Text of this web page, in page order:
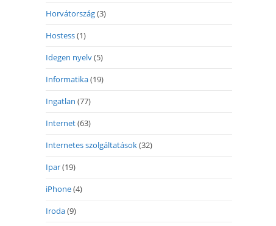
Horvátország(3)
Hostess(1)
Idegen nyelv(5)
Informatika(19)
Ingatlan (77)
Internet(63)
Internetes szolgáltatások(32)
Ipar(19)
iPhone(4)
Iroda(9)